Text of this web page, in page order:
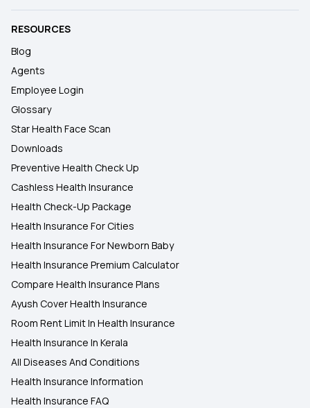
RESOURCES
Blog
Agents
Employee Login
Glossary
Star Health Face Scan
Downloads
Preventive Health Check Up
Cashless Health Insurance
Health Check-Up Package
Health Insurance For Cities
Health Insurance For Newborn Baby
Health Insurance Premium Calculator
Compare Health Insurance Plans
Ayush Cover Health Insurance
Room Rent Limit In Health Insurance
Health Insurance In Kerala
All Diseases And Conditions
Health Insurance Information
Health Insurance FAQ